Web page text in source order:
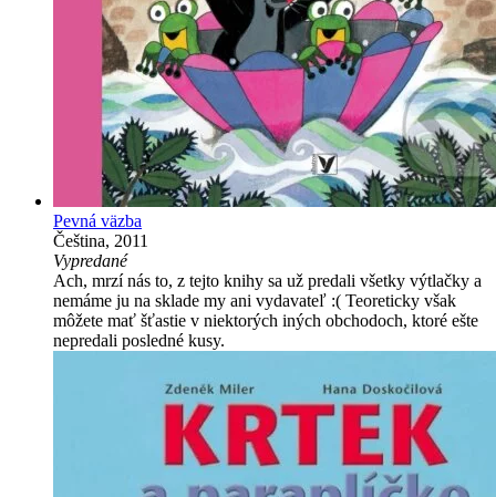
Pevná väzba
Čeština, 2011
Vypredané
Ach, mrzí nás to, z tejto knihy sa už predali všetky výtlačky a
nemáme ju na sklade my ani vydavateľ :( Teoreticky však
môžete mať šťastie v niektorých iných obchodoch, ktoré ešte
nepredali posledné kusy.